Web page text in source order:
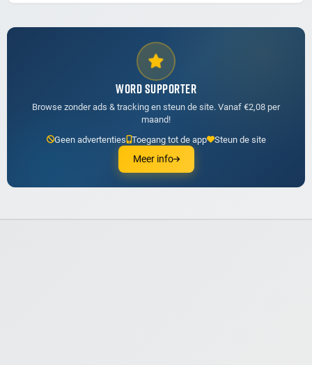
WORD SUPPORTER
Browse zonder ads & tracking en steun de site. Vanaf €2,08 per
maand!
Geen advertenties Toegang tot de app Steun de site
Meer info